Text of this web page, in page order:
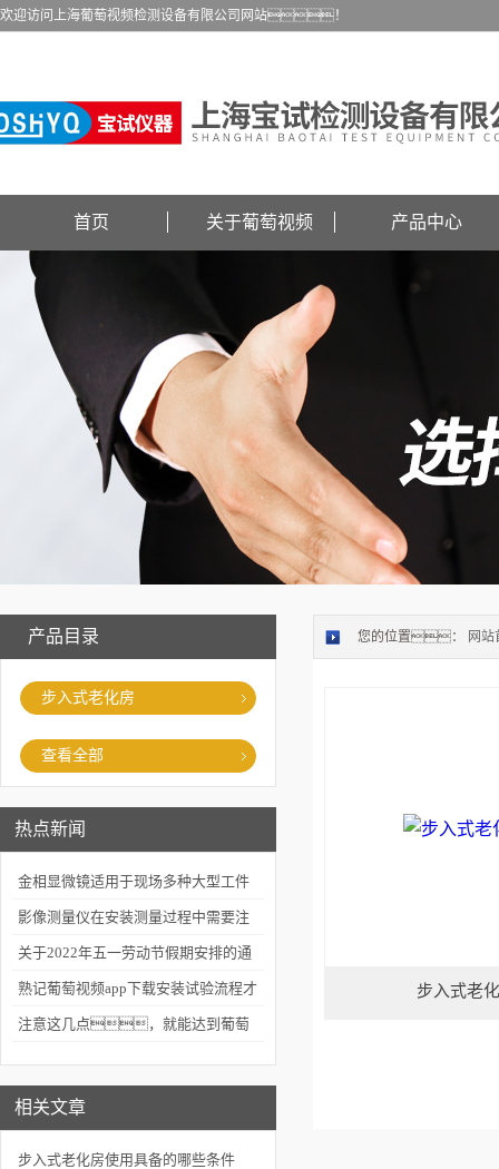
欢迎访问上海葡萄视频检测设备有限公司网站！
首页 关于葡萄视频 产品中心
产品目录
步入式老化房
查看全部
热点新闻
金相显微镜适用于现场多种大型工件
的金相检查
影像测量仪在安装测量过程中需要注
意什么
关于2022年五一劳动节假期安排的通
知
熟记葡萄视频app下载安装试验流程才
能正确使用
注意这几点，就能达到葡萄
相关文章
步入式老化房使用具备的哪些条件
您的位置： 网站
步入式老